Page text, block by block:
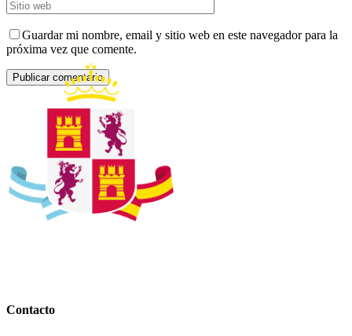
Guardar mi nombre, email y sitio web en este navegador para la
próxima vez que comente.
Contacto